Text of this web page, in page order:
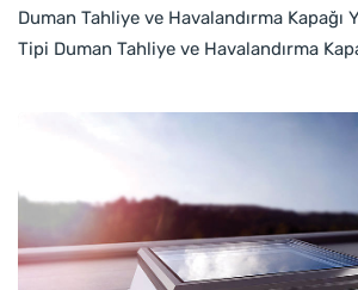
Duman Tahliye ve Havalandırma Kapağı
Tipi Duman Tahliye ve Havalandırma